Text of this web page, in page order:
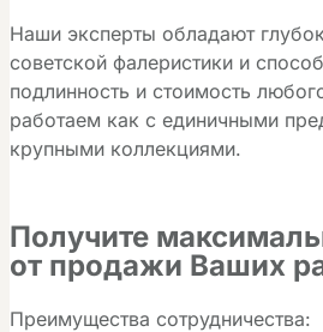
Наши эксперты обладают
советской фалеристики и
подлинность и стоимость
работаем как с единичными
крупными коллекциями.
Получите
от продажи Ваших
Преимущества сотрудничества: